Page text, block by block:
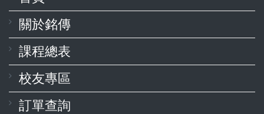
關於銘傳
課程總表
校友專區
訂單查詢